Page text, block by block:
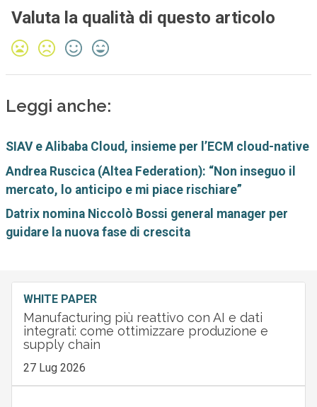
Valuta la qualità di questo articolo
Leggi anche:
SIAV e Alibaba Cloud, insieme per l’ECM cloud-native
Andrea Ruscica (Altea Federation): “Non inseguo il
mercato, lo anticipo e mi piace rischiare”
Datrix nomina Niccolò Bossi general manager per
guidare la nuova fase di crescita
WHITE PAPER
Manufacturing più reattivo con AI e dati
integrati: come ottimizzare produzione e
supply chain
27 Lug 2026